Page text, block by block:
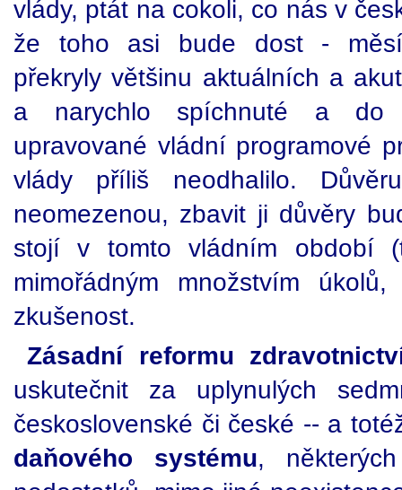
vlády, ptát na cokoli, co nás v
že toho asi bude dost -
překryly většinu aktuálních a
a narychlo spíchnuté a do
upravované vládní programové
vlády příliš neodhalilo.
neomezenou, zbavit ji důvěry
stojí v tomto vládním období
mimořádným množstvím
zkušenost.
Zásadní reformu
uskutečnit za uplynulých
československé či české -- a
daňového systému,